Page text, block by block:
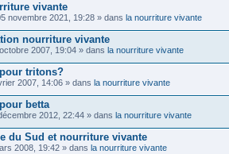
vivante
novembre 2021, 19:28 » dans la nourriture vivante
nourriture vivante
2007, 19:04 » dans la nourriture vivante
tritons?
2007, 14:06 » dans la nourriture vivante
betta
2012, 22:44 » dans la nourriture vivante
du Sud et nourriture vivante
2008, 19:42 » dans la nourriture vivante